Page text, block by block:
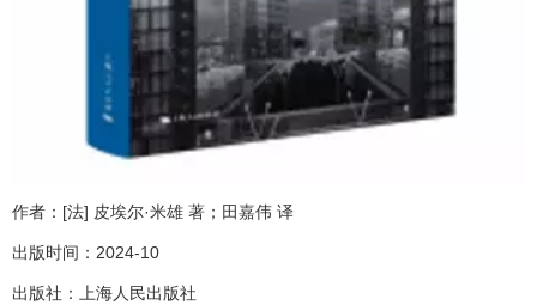
作者：[法] 皮埃尔·米雄 著；田嘉伟 译
出版时间：2024-10
出版社：上海人民出版社